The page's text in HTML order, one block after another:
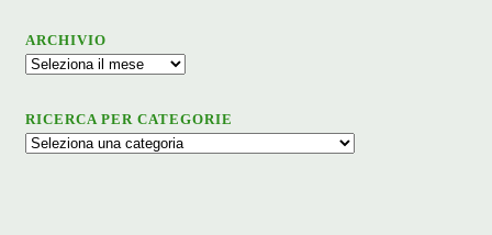
ARCHIVIO
Archivio
RICERCA PER CATEGORIE
Ricerca